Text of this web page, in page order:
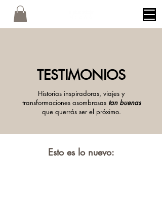
TESTIMONIOS
Historias inspiradoras, viajes y
transformaciones asombrosas tan buenas
que querrás ser el próximo.
Esto es lo nuevo: